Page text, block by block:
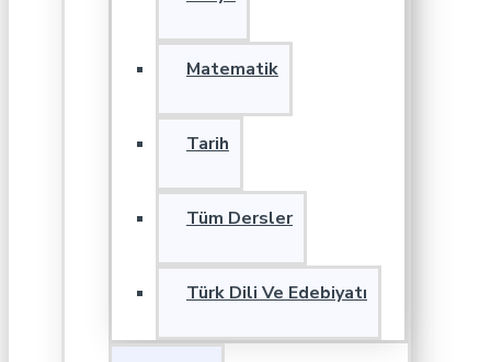
Matematik
Tarih
Tüm Dersler
Türk Dili Ve Edebiyatı